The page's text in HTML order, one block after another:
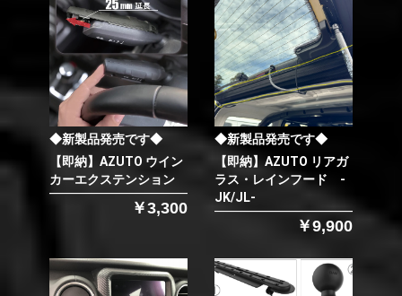
◆新製品発売です◆
【即納】AZUTO ウイン
カーエクステンション
￥3,300
◆新製品発売です◆
【即納】AZUTO リアガ
ラス・レインフード -
JK/JL-
￥9,900